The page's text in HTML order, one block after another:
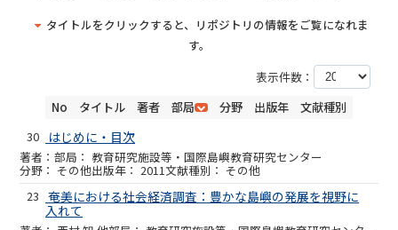
タイトルをクリックすると、リポジトリの情報をご覧になれま
す。
表示件数：
No
タイトル 著者 部局 分野 出版年
文献種別
30
はじめに・目次
教育研究施設等・国際島嶼教育研究センター
その他 2011
その他
23 奄美における社会経済調査：豊かな島嶼の発展を視野に
入れて